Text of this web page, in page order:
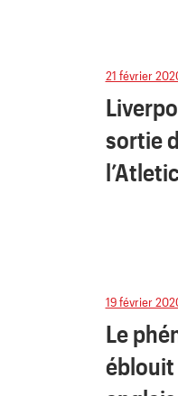
21 février
sortie
19 février
Le
éblouit